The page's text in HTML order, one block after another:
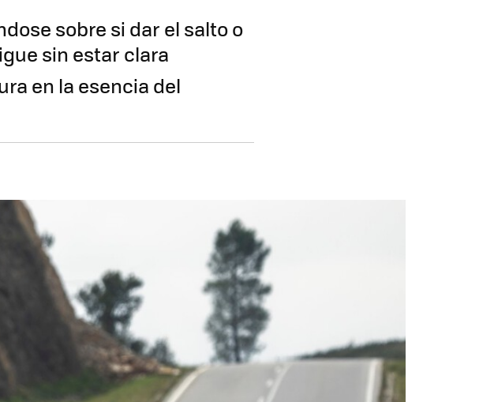
sobre si dar el salto o
sin estar clara
en la esencia del